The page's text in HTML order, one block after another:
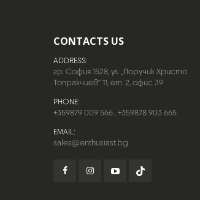
CONTACTS US
ADDRESS:
гр. София 1528, ул. „Поручик Христо
Топракчиев“ 11, ет. 2, офис 39
PHONE:
+359879 009 566,+359878 903 665
EMAIL:
sales@enthusiast.bg